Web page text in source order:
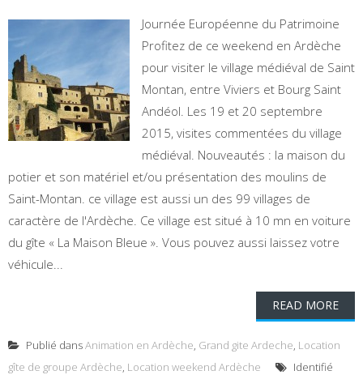
Journée Européenne du Patrimoine
Profitez de ce weekend en Ardèche
pour visiter le village médiéval de Saint
Montan, entre Viviers et Bourg Saint
Andéol. Les 19 et 20 septembre
2015, visites commentées du village
médiéval. Nouveautés : la maison du
potier et son matériel et/ou présentation des moulins de
Saint-Montan. ce village est aussi un des 99 villages de
caractère de l'Ardèche. Ce village est situé à 10 mn en voiture
du gîte « La Maison Bleue ». Vous pouvez aussi laissez votre
véhicule...
READ MORE
Publié dansAnimation en Ardèche, Grand gite Ardeche, Location
gîte de groupe Ardèche, Location weekend Ardèche
Identifié